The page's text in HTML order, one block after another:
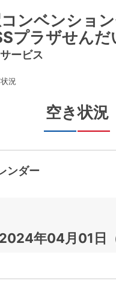
ンベンショ
プラザせんだ
ービス
況
空き状況
ンダー